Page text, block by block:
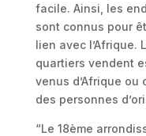
facile. Ainsi, les
sont connus pour
lien avec l’Afrique.
quartiers vendent
venus d’Afrique ou
des personnes
“Le 18ème